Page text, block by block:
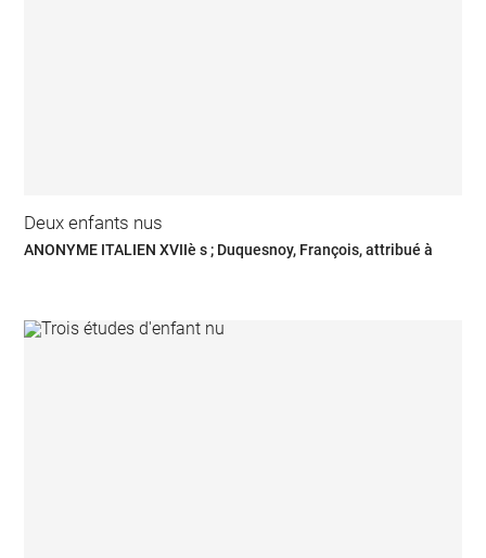
Deux enfants nus
ANONYME ITALIEN XVIIè s ; Duquesnoy, François, attribué à